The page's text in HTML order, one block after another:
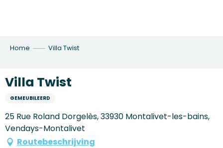
Home Villa Twist
Villa Twist
GEMEUBILEERD
25 Rue Roland Dorgelès, 33930 Montalivet-les-bains,
Vendays-Montalivet
Routebeschrijving